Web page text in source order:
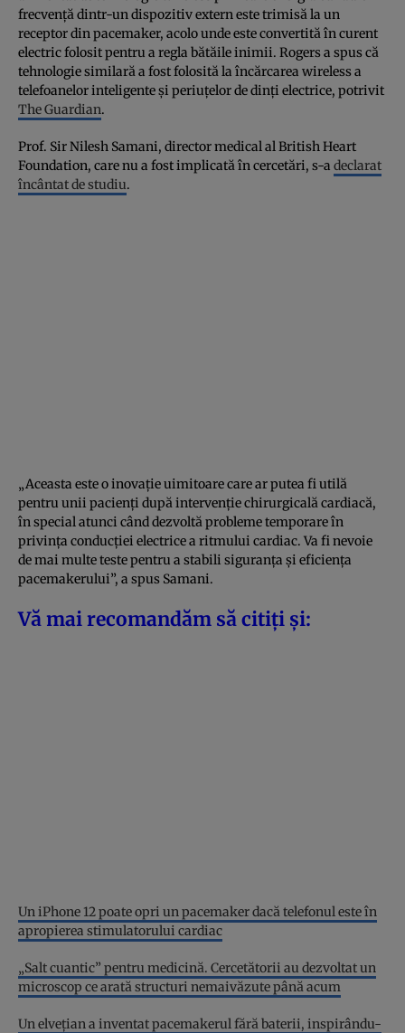
frecvență dintr-un dispozitiv extern este trimisă la un
receptor din pacemaker, acolo unde este convertită în curent
electric folosit pentru a regla bătăile inimii. Rogers a spus că
tehnologie similară a fost folosită la încărcarea wireless a
telefoanelor inteligente și periuțelor de dinți electrice, potrivit
The Guardian.
Prof. Sir Nilesh Samani, director medical al British Heart
Foundation, care nu a fost implicată în cercetări, s-a declarat
încântat de studiu.
„Aceasta este o inovație uimitoare care ar putea fi utilă
pentru unii pacienți după intervenție chirurgicală cardiacă,
în special atunci când dezvoltă probleme temporare în
privința conducției electrice a ritmului cardiac. Va fi nevoie
de mai multe teste pentru a stabili siguranța și eficiența
pacemakerului”, a spus Samani.
Vă mai recomandăm să citiți și:
Un iPhone 12 poate opri un pacemaker dacă telefonul este în
apropierea stimulatorului cardiac
„Salt cuantic” pentru medicină. Cercetătorii au dezvoltat un
microscop ce arată structuri nemaivăzute până acum
Un elveţian a inventat pacemakerul fără baterii, inspirându-